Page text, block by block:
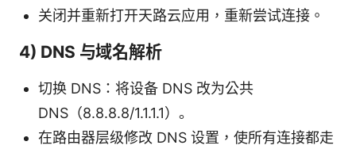
关闭并重新打开天路云应用，重新尝试连接。
4) DNS 与域名解析
切换 DNS：将设备 DNS 改为公共
DNS（8.8.8.8/1.1.1.1）。
在路由器层级修改 DNS 设置，使所有连接都走